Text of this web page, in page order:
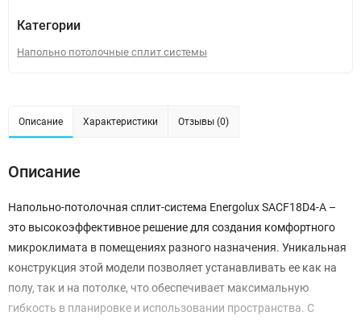
Категории
Напольно потолочные сплит системы
Описание Характеристики Отзывы (0)
Описание
Напольно-потолочная сплит-система Energolux SACF18D4-A –
это высокоэффективное решение для создания комфортного
микроклимата в помещениях разного назначения. Уникальная
конструкция этой модели позволяет устанавливать ее как на
полу, так и на потолке, что обеспечивает максимальную
гибкость в планировке и использовании пространства. С